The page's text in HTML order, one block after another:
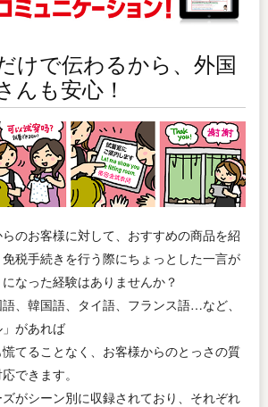
けで伝わるから、外国
んも安心！
のお客様に対して、おすすめの商品を紹
税手続きを行う際にちょっとした一言が
なった経験はありませんか？
、韓国語、タイ語、フランス語…など、
」があれば
てることなく、お客様からのとっさの質
できます。
がシーン別に収録されており、それぞれ